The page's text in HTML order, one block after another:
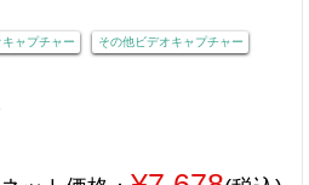
キャプチャー その他ビデオキャプチャー